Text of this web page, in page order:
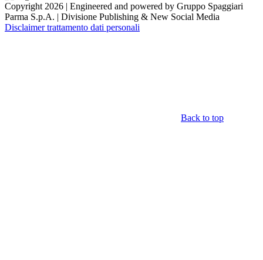
Copyright 2026 | Engineered and powered by Gruppo Spaggiari
Parma S.p.A. | Divisione Publishing & New Social Media
Disclaimer trattamento dati personali
Back to top